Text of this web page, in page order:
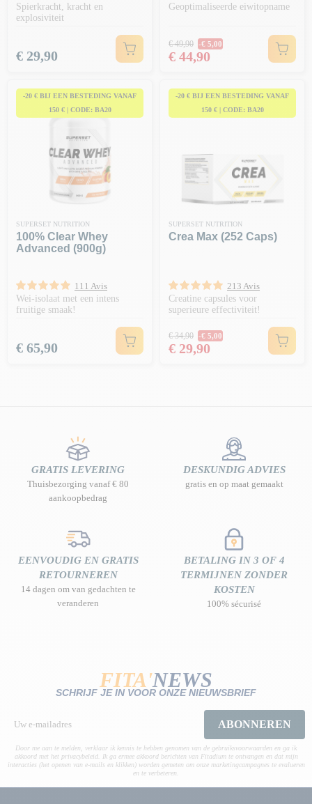
Spierkracht, kracht en
explosiviteit
Prijs
€ 29,90
Geoptimaliseerde eiwitopname
Normale prijs
€ 49,90 -€ 5,00
Prijs
€ 44,90
-20 € BIJ EEN BESTEDING VANAF
150 € | CODE: BA20
SUPERSET NUTRITION
100% Clear Whey
Advanced (900g)
111 Avis
Wei-isolaat met een intens
fruitige smaak!
Prijs
€ 65,90
-20 € BIJ EEN BESTEDING VANAF
150 € | CODE: BA20
SUPERSET NUTRITION
Crea Max (252 Caps)
213 Avis
Creatine capsules voor
superieure effectiviteit!
Normale prijs
€ 34,90 -€ 5,00
Prijs
€ 29,90
GRATIS LEVERING
Thuisbezorging vanaf € 80
aankoopbedrag
DESKUNDIG ADVIES
gratis en op maat gemaakt
EENVOUDIG EN GRATIS
RETOURNEREN
14 dagen om van gedachten te
veranderen
BETALING IN 3 OF 4
TERMIJNEN ZONDER
KOSTEN
100% sécurisé
FITA'NEWS
SCHRIJF JE IN VOOR ONZE NIEUWSBRIEF
ABONNEREN
Door me aan te melden, verklaar ik kennis te hebben genomen van de gebruiksvoorwaarden en ga ik
akkoord met het privacybeleid. Ik ga ermee akkoord berichten van Fitadium te ontvangen en dat mijn
interacties (het openen van e-mails en klikken) worden gemeten om onze marketingcampagnes te evalueren
en te verbeteren.